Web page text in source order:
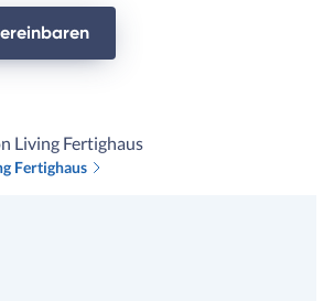
Living Fertighaus
Fertighaus